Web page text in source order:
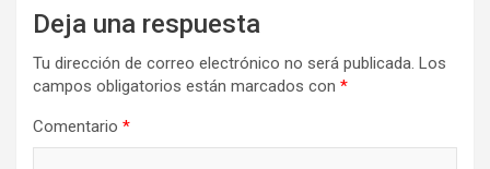
Deja una respuesta
Tu dirección de correo electrónico no será publicada. Los
campos obligatorios están marcados con *
Comentario *